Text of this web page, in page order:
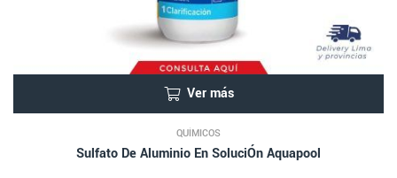
Ver más
QUÍMICOS
Sulfato De Aluminio En SoluciÓn Aquapool